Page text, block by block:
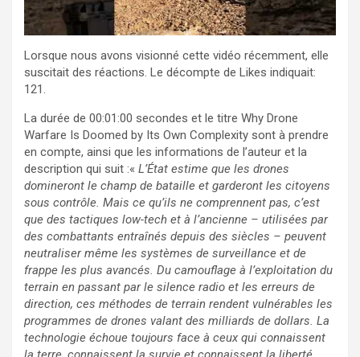
Lorsque nous avons visionné cette vidéo récemment, elle
suscitait des réactions. Le décompte de Likes indiquait:
121.
La durée de 00:01:00 secondes et le titre Why Drone
Warfare Is Doomed by Its Own Complexity sont à prendre
en compte, ainsi que les informations de l’auteur et la
description qui suit :« L’État estime que les drones
domineront le champ de bataille et garderont les citoyens
sous contrôle. Mais ce qu’ils ne comprennent pas, c’est
que des tactiques low-tech et à l’ancienne – utilisées par
des combattants entraînés depuis des siècles – peuvent
neutraliser même les systèmes de surveillance et de
frappe les plus avancés. Du camouflage à l’exploitation du
terrain en passant par le silence radio et les erreurs de
direction, ces méthodes de terrain rendent vulnérables les
programmes de drones valant des milliards de dollars. La
technologie échoue toujours face à ceux qui connaissent